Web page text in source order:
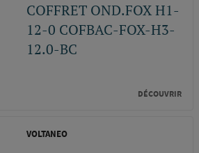
COFFRET OND.FOX H1-
12-0 COFBAC-FOX-H3-
12.0-BC
DÉCOUVRIR
VOLTANEO